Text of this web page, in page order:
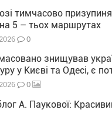
тимчасово
на 5 – тьох маршрутах
0
знищував
у Києві та Одесі, є
0
А. Паукової: